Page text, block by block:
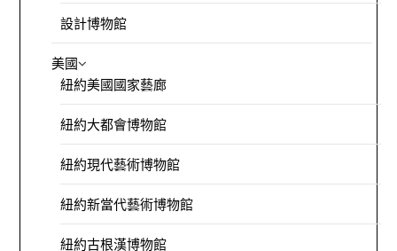
設計博物館
美國
紐約美國國家藝廊
紐約大都會博物館
紐約現代藝術博物館
紐約新當代藝術博物館
紐約古根漢博物館